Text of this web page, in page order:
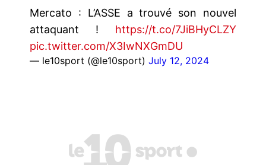
Mercato : L’ASSE a trouvé son nouvel
attaquant ! https://t.co/7JiBHyCLZY
pic.twitter.com/X3IwNXGmDU
— le10sport (@le10sport) July 12, 2024